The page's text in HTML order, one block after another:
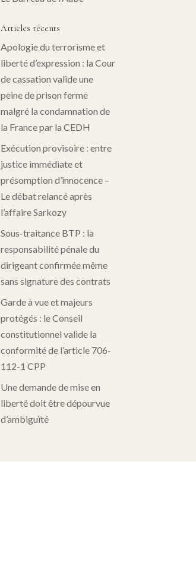
Articles récents
Apologie du terrorisme et
liberté d’expression : la Cour
de cassation valide une
peine de prison ferme
malgré la condamnation de
la France par la CEDH
Exécution provisoire : entre
justice immédiate et
présomption d’innocence –
Le débat relancé après
l’affaire Sarkozy
Sous-traitance BTP : la
responsabilité pénale du
dirigeant confirmée même
sans signature des contrats
Garde à vue et majeurs
protégés : le Conseil
constitutionnel valide la
conformité de l’article 706-
112-1 CPP
Une demande de mise en
liberté doit être dépourvue
d’ambiguïté